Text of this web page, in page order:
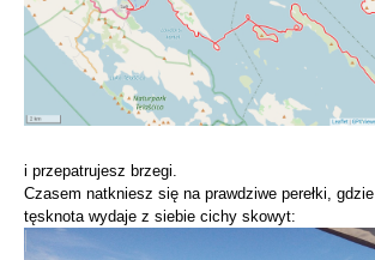
i przepatrujesz brzegi.
Czasem natkniesz się na prawdziwe perełki,
tęsknota wydaje z siebie cichy skowyt: